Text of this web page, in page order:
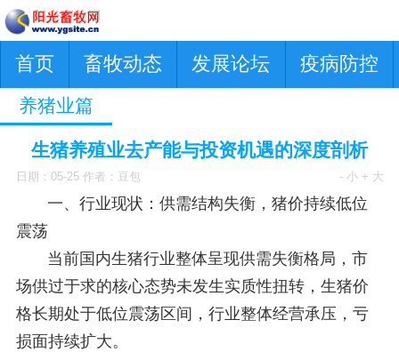
首页 畜牧动态 发展论坛 疫病防控
养猪业篇
生猪养殖业去产能与投资机遇的深度剖析
日期：05-25 作者：豆包 - 小 + 大
一、行业现状：供需结构失衡，猪价持续低位
震荡
当前国内生猪行业整体呈现供需失衡格局，市
场供过于求的核心态势未发生实质性扭转，生猪价
格长期处于低位震荡区间，行业整体经营承压，亏
损面持续扩大。